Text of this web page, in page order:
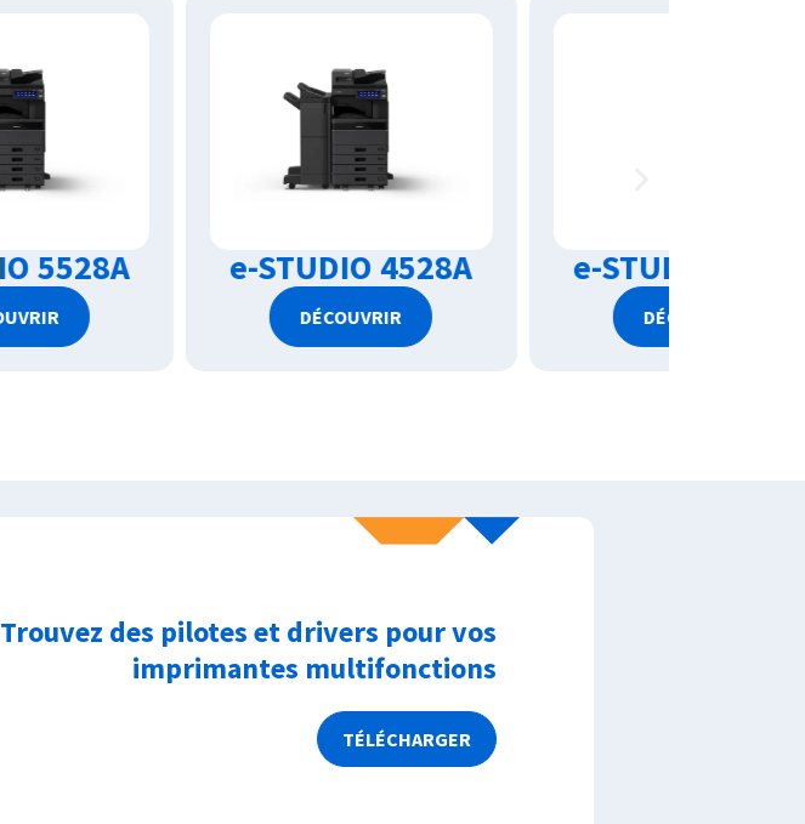
e-STUDIO 4528A e-STUDIO 3528A
Trouvez des pilotes et drivers pour vos
imprimantes multifonctions
TÉLÉCHARGER